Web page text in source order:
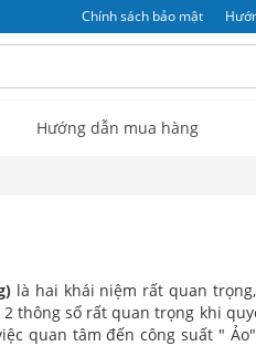
Chính sách bảo mật
Hướng dẫn mua hàng
là hai khái niệm rất quan
thông số rất quan trọng khi
quan tâm đến công suất "